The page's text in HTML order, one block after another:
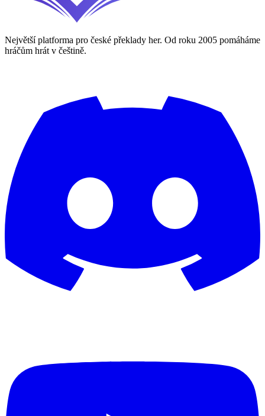
Největší platforma pro české překlady her. Od roku 2005 pomáháme
hráčům hrát v češtině.